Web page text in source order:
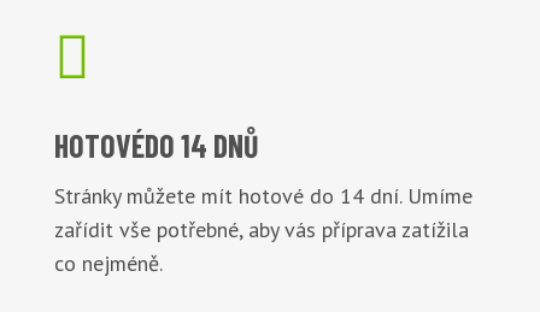

HOTOVÉDO 14 DNŮ
Stránky můžete mít hotové do 14 dní. Umíme
zařídit vše potřebné, aby vás příprava zatížila
co nejméně.